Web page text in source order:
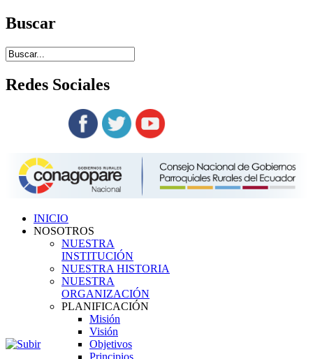
Buscar
Redes Sociales
INICIO
NOSOTROS
NUESTRA
INSTITUCIÓN
NUESTRA HISTORIA
NUESTRA
ORGANIZACIÓN
PLANIFICACIÓN
Misión
Visión
Objetivos
Principios